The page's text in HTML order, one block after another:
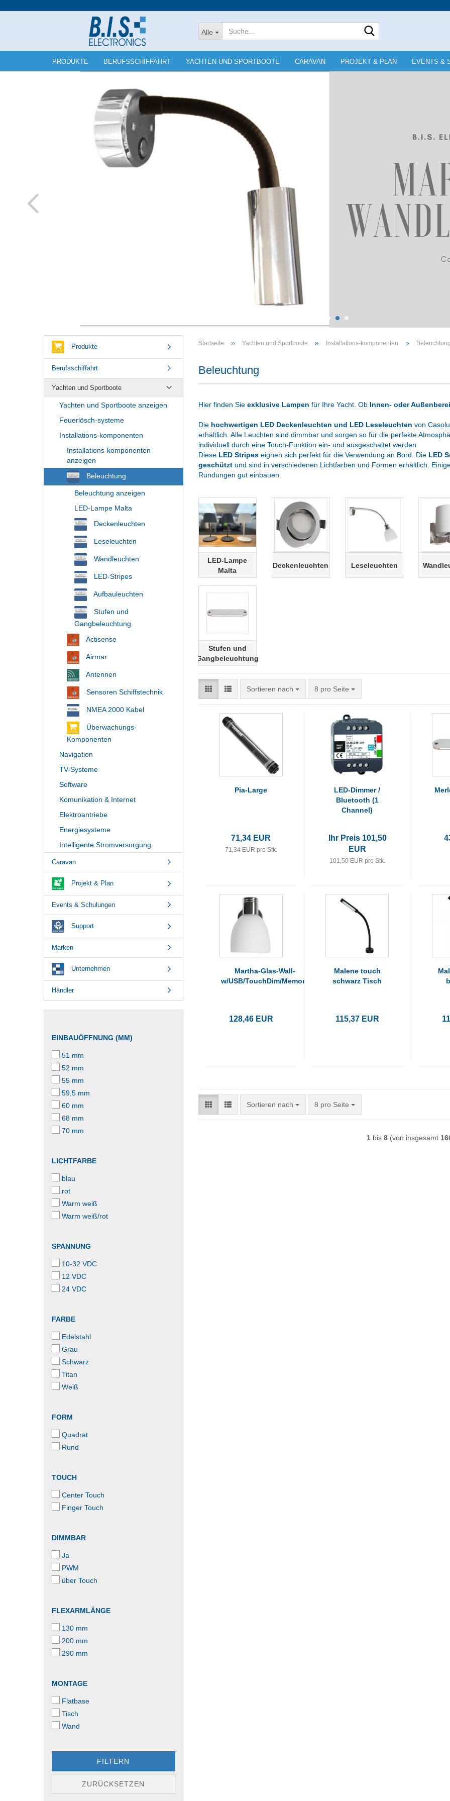
Lieferland
E-
Alle
PRODUKTE BERUFSSCHIFFAHRT YACHTEN UND SPORTBOOTE CARAVAN PROJEKT & PLAN EVENTS &
Startseite » Yachten und Sportboote » Installations-komponenten »
Beleuchtung
Hier finden Sie exklusive Lampen für Ihre Yacht. Ob Innen- oder
Die hochwertigen LED Deckenleuchten und LED Leseleuchten von
erhältlich. Alle Leuchten sind dimmbar und sorgen so für die perfekte
individuell durch eine Touch-Funktion ein- und ausgeschaltet werden.
Diese LED Stripeseignen sich perfekt für die Verwendung an Bord. DieLED
geschützt und sind in verschiedenen Lichtfarben und Formen erhältlich.
Rundungen gut einbauen.
LED-Lampe
Malta
Deckenleuchten Leseleuchten
Stufen und
Gangbeleuchtung
Sortieren nach
Sortieren nach 8 pro Seite
pro Seite
Pia-Large
71,34 EUR
71,34 EUR pro Stk.
LED-Dimmer /
Bluetooth (1
Channel)
Ihr Preis 101,50
EUR
101,50 EUR pro Stk.
Martha-Glas-Wall-
w/USB/TouchDim/Memory
128,46 EUR
Malene touch
schwarz Tisch
115,37 EUR
Sortieren nach
Sortieren nach 8 pro Seite
pro Seite
1 bis8 (von insgesamt
Produkte
Berufsschiffahrt
Yachten und Sportboote
Yachten und Sportboote anzeigen
Feuerlösch-systeme
Installations-komponenten
Installations-komponenten
anzeigen
Beleuchtung
Beleuchtung anzeigen
LED-Lampe Malta
Deckenleuchten
Leseleuchten
Wandleuchten
LED-Stripes
Aufbauleuchten
Stufen und
Gangbeleuchtung
Actisense
Airmar
Antennen
Sensoren Schiffstechnik
NMEA 2000 Kabel
Überwachungs-
Komponenten
Navigation
TV-Systeme
Software
Komunikation & Internet
Elektroantriebe
Energiesysteme
Intelligente Stromversorgung
Caravan
Projekt & Plan
Events & Schulungen
Support
Marken
Unternehmen
Händler
EINBAUÖFFNUNG (MM)
51 mm
52 mm
55 mm
59,5 mm
60 mm
68 mm
70 mm
LICHTFARBE
blau
rot
Warm weiß
Warm weiß/rot
SPANNUNG
10-32 VDC
12 VDC
24 VDC
FARBE
Edelstahl
Grau
Schwarz
Titan
Weiß
FORM
Quadrat
Rund
TOUCH
Center Touch
Finger Touch
DIMMBAR
Ja
PWM
über Touch
FLEXARMLÄNGE
130 mm
200 mm
290 mm
MONTAGE
Flatbase
Tisch
Wand
FILTERN
ZURÜCKSETZEN